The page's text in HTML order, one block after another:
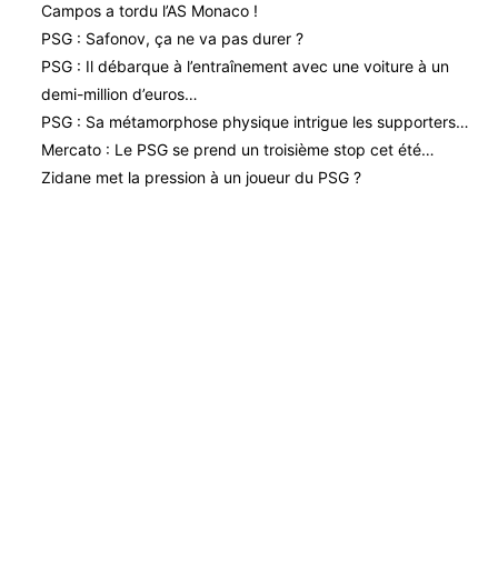
Campos a tordu l’AS Monaco !
PSG : Safonov, ça ne va pas durer ?
PSG : Il débarque à l’entraînement avec une voiture à un
demi-million d’euros…
PSG : Sa métamorphose physique intrigue les supporters…
Mercato : Le PSG se prend un troisième stop cet été…
Zidane met la pression à un joueur du PSG ?